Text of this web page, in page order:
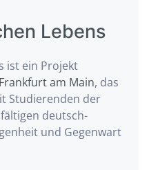
Lebens
ist ein Projekt
am Main, das
Studierenden der
deutsch-
und Gegenwart